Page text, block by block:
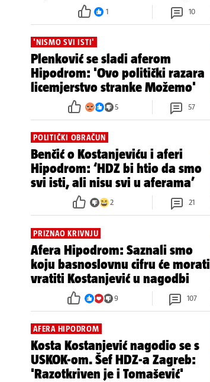
1 10
'NISMO SVI ISTI'
Plenković se sladi aferom
Hipodrom: 'Ovo politički razara
licemjerstvo stranke Možemo'
5 57
POLITIČKI OBRAČUN
Benčić o Kostanjeviću i aferi
Hipodrom: ‘HDZ bi htio da smo
svi isti, ali nisu svi u aferama’
2 21
PRIZNAO KRIVNJU
Afera Hipodrom: Saznali smo
koju basnoslovnu cifru će morati
vratiti Kostanjević u nagodbi
9 107
AFERA HIPODROM
Kosta Kostanjević nagodio se s
USKOK-om. Šef HDZ-a Zagreb:
'Razotkriven je i Tomašević'